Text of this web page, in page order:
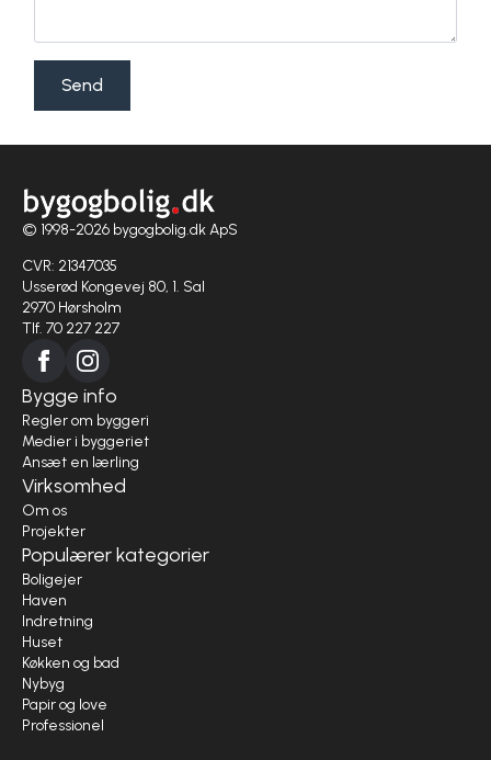
Send
© 1998-2026 bygogbolig.dk ApS
CVR: 21347035
Usserød Kongevej 80, 1. Sal
2970 Hørsholm
Tlf. 70 227 227
Bygge info
Regler om byggeri
Medier i byggeriet
Ansæt en lærling
Virksomhed
Om os
Projekter
Populærer kategorier
Boligejer
Haven
Indretning
Huset
Køkken og bad
Nybyg
Papir og love
Professionel